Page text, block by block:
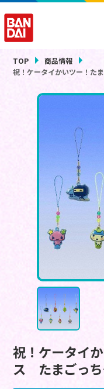
TOP
商品情報
祝！ケータイかいツー！た
祝！ケータイ
ス たまごっち